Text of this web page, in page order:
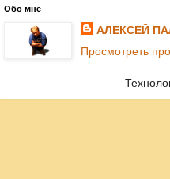
Обо мне
АЛЕКСЕЙ
Просмотреть